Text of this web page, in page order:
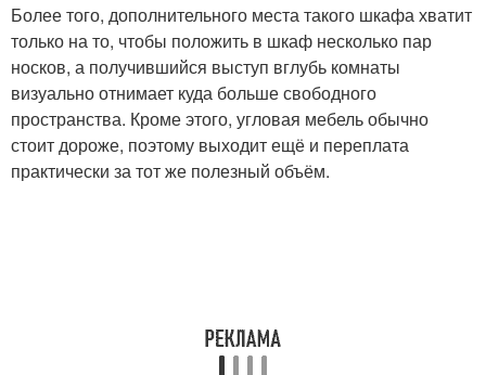
Более того, дополнительного места такого шкафа хватит
только на то, чтобы положить в шкаф несколько пар
носков, а получившийся выступ вглубь комнаты
визуально отнимает куда больше свободного
пространства. Кроме этого, угловая мебель обычно
стоит дороже, поэтому выходит ещё и переплата
практически за тот же полезный объём.